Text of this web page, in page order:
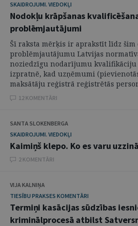
SKAIDROJUMI. VIEDOKĻI
Nodokļu krāpšanas
problēmjautājumi
Šī raksta mērķis ir aprakstīt līdz šim
problēmjautājumu Latvijas
noziedzīgu nodarījumu
izpratnē, kad uzņēmumi
maksātāju reģistrā reģistrētās
12 KOMENTĀRI
SANTA SLOKENBERGA
SKAIDROJUMI. VIEDOKĻI
Kaimiņš klepo. Ko es varu
2 KOMENTĀRI
VIJA KALNIŅA
TIESĪBU PRAKSES KOMENTĀRI
Termiņi kasācijas sūdzības
kriminālprocesā atbilst